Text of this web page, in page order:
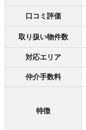
口コミ評価
取り扱い物件数
対応エリア
仲介手数料
特徴